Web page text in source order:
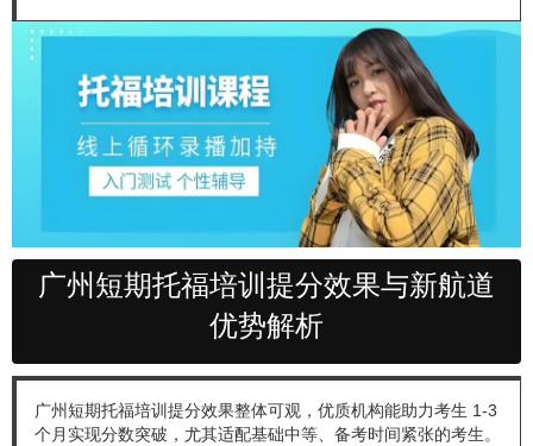
广州短期托福培训提分效果与新航道
优势解析
广州短期托福培训提分效果整体可观，优质机构能助力考生 1-3
个月实现分数突破，尤其适配基础中等、备考时间紧张的考生。